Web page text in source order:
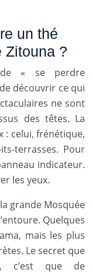
un thé
Zitouna ?
« se perdre
découvrir ce qui
ne sont
des têtes. La
: celui, frénétique,
terrasses. Pour
indicateur.
les yeux.
grande Mosquée
Quelques
mais les plus
Le secret que
c’est que de